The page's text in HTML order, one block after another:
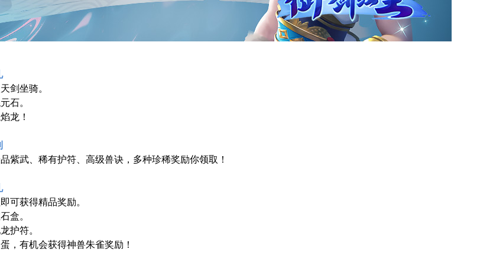
剑坐骑。
石。
龙！
紫武、稀有护符、高级兽诀，多种珍稀奖励你领取！
可获得精品奖励。
盒。
护符。
，有机会获得神兽朱雀奖励！